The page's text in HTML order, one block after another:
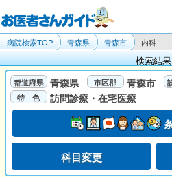
病院検索TOP 青森県 青森市 内科
検索結果
青森県 青森市
訪問診療・在宅医療
科目変更